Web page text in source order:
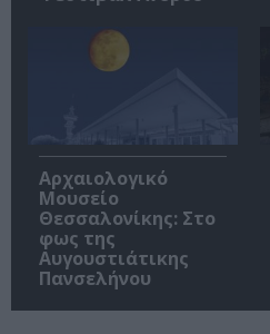
Αρχαιολογικό
Μουσείο
Θεσσαλονίκης: Στο
φως της
Αυγουστιάτικης
Πανσελήνου